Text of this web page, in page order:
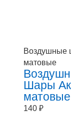
Воздушные
матовые
Шары
матовые
140 ₽